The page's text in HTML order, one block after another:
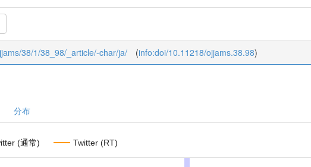
38/1/38_98/_article/-char/ja/ (info:doi/10.11218/ojjams.38.98)
分布
(通常) Twitter (RT)